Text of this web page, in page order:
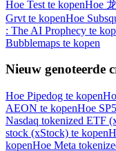
Bitrue-app
Hoe Test te kopenHoe
Grvt te kopenHoe
: The AI Prophecy te
Bubblemaps te kopen
Nieuw genoteerde
Hoe Pipedog te kopen
AEON te kopenHoe
Nasdaq tokenized ETF
stock (xStock) te kopen
kopenHoe Meta